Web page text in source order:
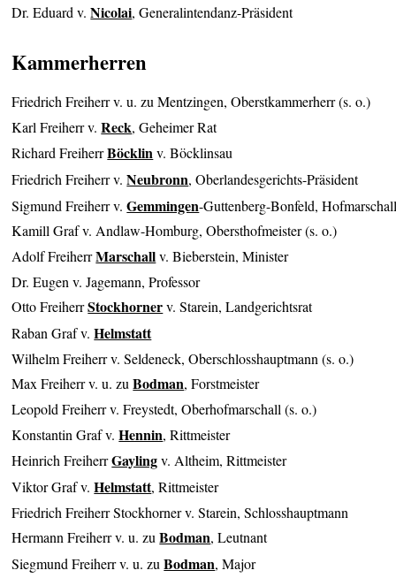
Dr. Eduard v.Nicolai, Generalintendanz-Präsident
Kammerherren
Friedrich Freiherr v. u. zu Mentzingen, Oberstkammerherr (s. o.)
Karl Freiherr v.Reck, Geheimer Rat
Richard FreiherrBöcklinv. Böcklinsau
Friedrich Freiherr v.Neubronn, Oberlandesgerichts-Präsident
Sigmund Freiherr v.Gemmingen-Guttenberg-Bonfeld,
Kamill Graf v. Andlaw-Homburg, Obersthofmeister (s. o.)
Adolf FreiherrMarschallv. Bieberstein, Minister
Dr. Eugen v. Jagemann, Professor
Otto FreiherrStockhornerv. Starein, Landgerichtsrat
Raban Graf v.Helmstatt
Wilhelm Freiherr v. Seldeneck, Oberschlosshauptmann (s. o.)
Max Freiherr v. u. zuBodman, Forstmeister
Leopold Freiherr v. Freystedt, Oberhofmarschall (s. o.)
Konstantin Graf v.Hennin, Rittmeister
Heinrich FreiherrGaylingv. Altheim, Rittmeister
Viktor Graf v.Helmstatt, Rittmeister
Friedrich Freiherr Stockhorner v. Starein, Schlosshauptmann
Hermann Freiherr v. u. zuBodman, Leutnant
Siegmund Freiherr v. u. zuBodman, Major